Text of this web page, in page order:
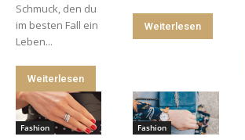
Schmuck, den du
im besten Fall ein
Leben...
Weiterlesen
Weiterlesen
Fashion Fashion